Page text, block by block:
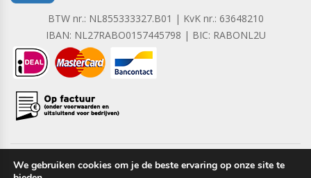
BTW nr.: NL855333327.B01 | KvK nr.: 63648210
IBAN: NL27RABO0157445798 | BIC: RABONL2U
We gebruiken cookies om je de beste ervaring op onze site te